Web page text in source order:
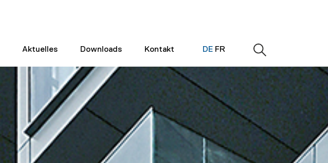
Aktuelles Downloads Kontakt DE FR